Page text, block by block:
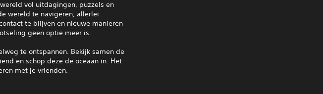
vol uitdagingen, puzzels en
wereld te navigeren, allerlei
te blijven en nieuwe manieren
geen optie meer is.
te ontspannen. Bekijk samen de
en schop deze de oceaan in. Het
met je vrienden.